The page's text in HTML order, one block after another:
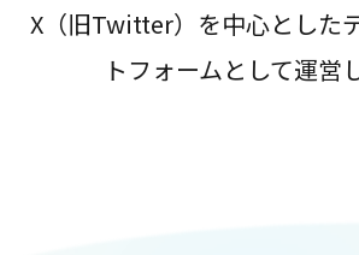
X（旧Twitter）を中心とした
トフォームとして運営